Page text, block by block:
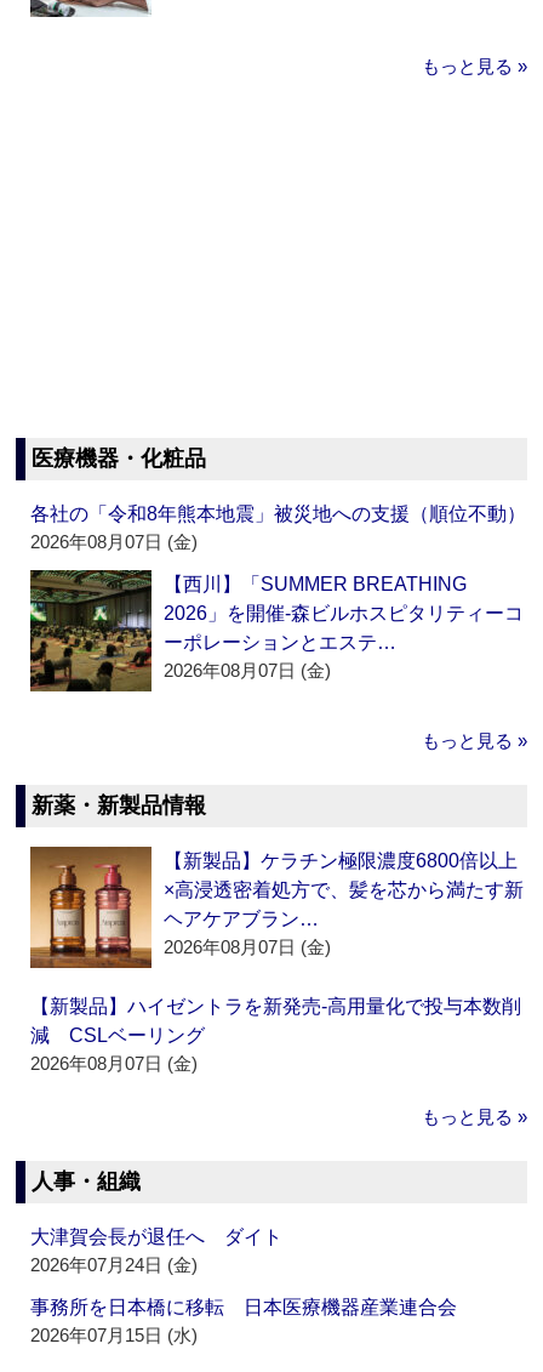
もっと見る »
医療機器・化粧品
各社の「令和8年熊本地震」被災地への支援（順位不動）
2026年08月07日 (金)
【西川】「SUMMER BREATHING
2026」を開催‐森ビルホスピタリティーコ
ーポレーションとエステ…
2026年08月07日 (金)
もっと見る »
新薬・新製品情報
【新製品】ケラチン極限濃度6800倍以上
×高浸透密着処方で、髪を芯から満たす新
ヘアケアブラン…
2026年08月07日 (金)
【新製品】ハイゼントラを新発売‐高用量化で投与本数削
減 CSLベーリング
2026年08月07日 (金)
もっと見る »
人事・組織
大津賀会長が退任へ ダイト
2026年07月24日 (金)
事務所を日本橋に移転 日本医療機器産業連合会
2026年07月15日 (水)